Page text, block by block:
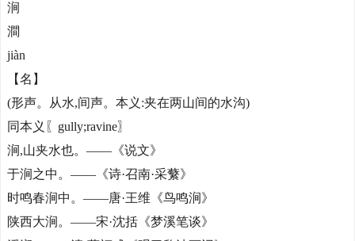
涧
澗
jiàn
【名】
(形声。从水,间声。本义:夹在两山间的水沟)
同本义〖gully;ravine〗
涧,山夹水也。——《说文》
于涧之中。——《诗·召南·采蘩》
时鸣春涧中。——唐·王维《鸟鸣涧》
陕西大涧。——宋·沈括《梦溪笔谈》